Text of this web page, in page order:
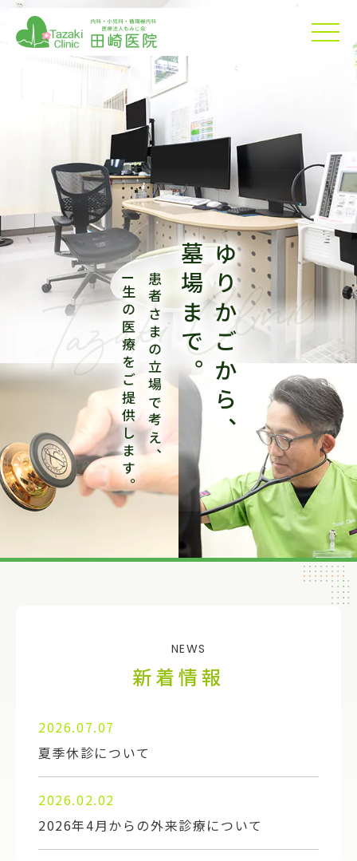
訪問も外来も、
途切れない安心
通院が困難になっても同じ医師・
看護師がサポートします ゆりかごから、
墓場まで。
患者さまの立場で考え、
ー
生の医療をご提供します。 24時間365日、
健康を守る。
地域に寄り添い、
住み慣れた場所での
療養生活をチームで支援。
NEWS
新着情報
2026.07.07
夏季休診について
2026.02.02
2026年4月からの外来診療について